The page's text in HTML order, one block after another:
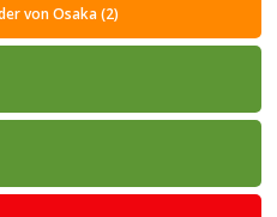
von Osaka (2)